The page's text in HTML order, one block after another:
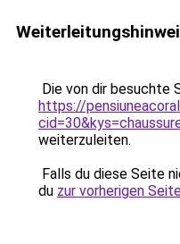
Die von dir besuchte
https://
weiterzuleiten.
Falls du diese Seite
du zur vorherigen